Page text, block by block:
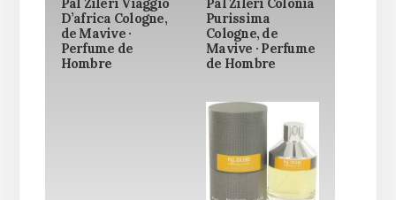
Pal Zileri Viaggio
D’africa Cologne,
de Mavive ·
Perfume de
Hombre
Pal Zileri Colonia
Purissima
Cologne, de
Mavive · Perfume
de Hombre